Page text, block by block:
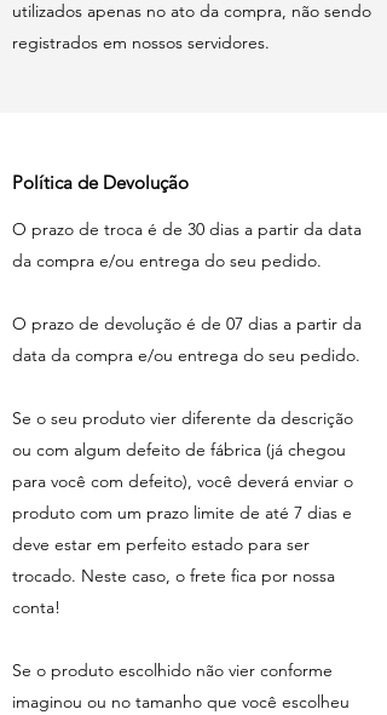
utilizados apenas no ato da compra, não sendo
registrados em nossos servidores.
Política de Devolução
O prazo de troca é de 30 dias a partir da data
da compra e/ou entrega do seu pedido.
O prazo de devolução é de 07 dias a partir da
data da compra e/ou entrega do seu pedido.
Se o seu produto vier diferente da descrição
ou com algum defeito de fábrica (já chegou
para você com defeito), você deverá enviar o
produto com um prazo limite de até 7 dias e
deve estar em perfeito estado para ser
trocado. Neste caso, o frete fica por nossa
conta!
Se o produto escolhido não vier conforme
imaginou ou no tamanho que você escolheu